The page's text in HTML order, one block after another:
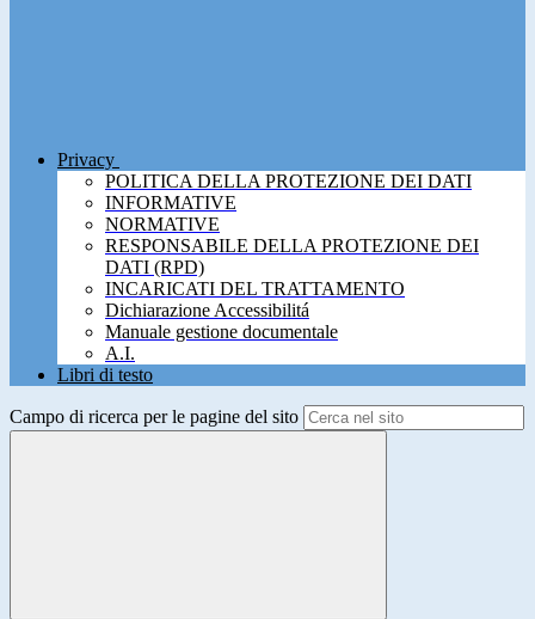
Privacy
POLITICA DELLA PROTEZIONE DEI DATI
INFORMATIVE
NORMATIVE
RESPONSABILE DELLA PROTEZIONE DEI
DATI (RPD)
INCARICATI DEL TRATTAMENTO
Dichiarazione Accessibilitá
Manuale gestione documentale
A.I.
Libri di testo
Campo di ricerca per le pagine del sito